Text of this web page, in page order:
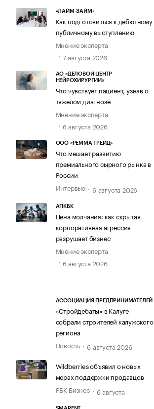
«ЛАЙМ-ЗАЙМ»
Как подготовиться к дебютному
публичному выступлению
Мнение эксперта
7 августа 2026
АО «ДЕЛОВОЙ ЦЕНТР
НЕЙРОХИРУРГИИ»
Что чувствует пациент, узнав о
тяжелом диагнозе
Мнение эксперта
6 августа 2026
ООО «РЕММА ТРЕЙД»
Что мешает развитию
премиального сырного рынка в
России
Интервью
6 августа 2026
АПКБК
Цена молчания: как скрытая
корпоративная агрессия
разрушает бизнес
Мнение эксперта
6 августа 2026
АССОЦИАЦИЯ ПРЕДПРИНИМАТЕЛЕЙ
«Стройдебаты» в Калуге
собрали строителей калужского
региона
Новость
6 августа 2026
Wildberries объявил о новых
мерах поддержки продавцов
РБК Бизнес
6 августа